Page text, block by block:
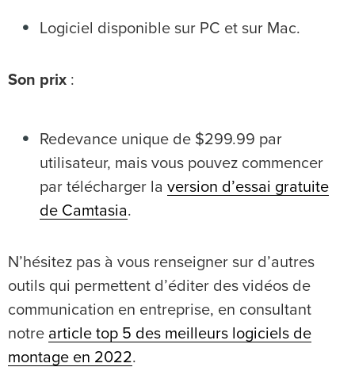
Logiciel disponible sur PC et sur Mac.
Son prix :
Redevance unique de $299.99 par
utilisateur, mais vous pouvez commencer
par télécharger la version d’essai gratuite
de Camtasia.
N’hésitez pas à vous renseigner sur d’autres
outils qui permettent d’éditer des vidéos de
communication en entreprise, en consultant
notre article top 5 des meilleurs logiciels de
montage en 2022.